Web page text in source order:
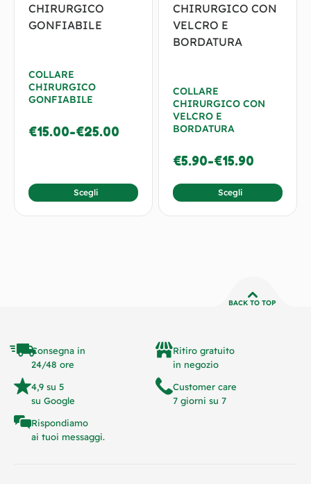
COLLARE
CHIRURGICO
GONFIABILE
€15.00-€25.00
Scegli
COLLARE
CHIRURGICO CON
VELCRO E
BORDATURA
€5.90-€15.90
Scegli
BACK TO TOP
Consegna in
24/48 ore
Ritiro gratuito
in negozio
4,9 su 5
su Google
Customer care
7 giorni su 7
Rispondiamo
ai tuoi messaggi.